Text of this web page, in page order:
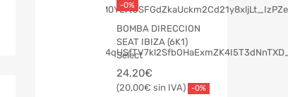
-0%
BOMBA DIRECCION
SEAT IBIZA (6K1)
Select
24,20€
20,00€ -0%